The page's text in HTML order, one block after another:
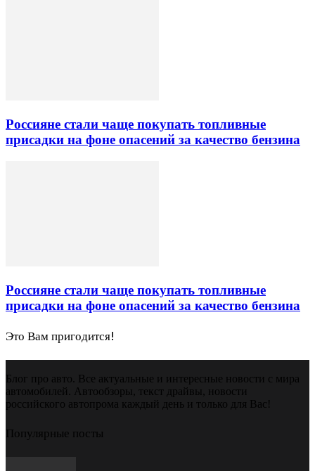
Россияне стали чаще покупать топливные
присадки на фоне опасений за качество бензина
Россияне стали чаще покупать топливные
присадки на фоне опасений за качество бензина
Это Вам пригодится!
Блог про авто. Все актуальные и интересные новости с мира
автомобилей. Автообзоры, текст драйвы, новости
российского автопрома каждый день и только для Вас!
Популярные посты